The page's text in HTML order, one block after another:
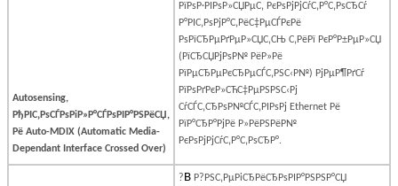
Autosensing,
РђРІС‚РѕСЃРѕРіР»Р°СЃРѕРІР°РЅРёСЏ,
Рё Auto-MDIX (Automatic Media-
Dependant Interface Crossed Over)
РїРѕР·РІРѕР»СЏРµС‚ РєРѕРјРјСѓС‚Р°С‚РѕСЂСѓ
Р°РІС‚РѕРјР°С‚РёС‡РµСЃРєРё
РѕРїСЂРµРґРµР»СЏС‚СЊ С‚РёРї РєР°Р±РµР»СЏ
(РїСЂСЏРјРѕР№ РёР»Рё
РїРµСЂРµРєСЂРµСЃС‚РЅС‹Р№) РјРµР¶РґСѓ
РїРѕРґРєР»СЋС‡РµРЅРЅС‹Рј
СѓСЃС‚СЂРѕР№СЃС‚РІРѕРј Ethernet Рё
РїР°СЂР°РјРё Р»РёРЅРёР№
РєРѕРјРјСѓС‚Р°С‚РѕСЂР°.
?В Р?РЅС‚РµРіСЂРёСЂРѕРІР°РЅРЅР°СЏ